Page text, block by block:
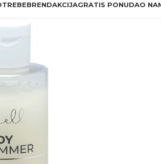
BRENDAKCIJAGRATIS PONUDAO